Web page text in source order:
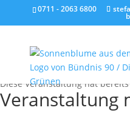
0711 - 2063 6800
« Alle Veranstaltungen
Diese Veranstaltung hat
Veranstaltung